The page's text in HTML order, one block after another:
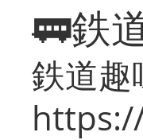
🚃鉄
鉄道